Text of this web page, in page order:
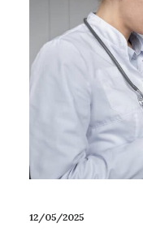
12/05/2025